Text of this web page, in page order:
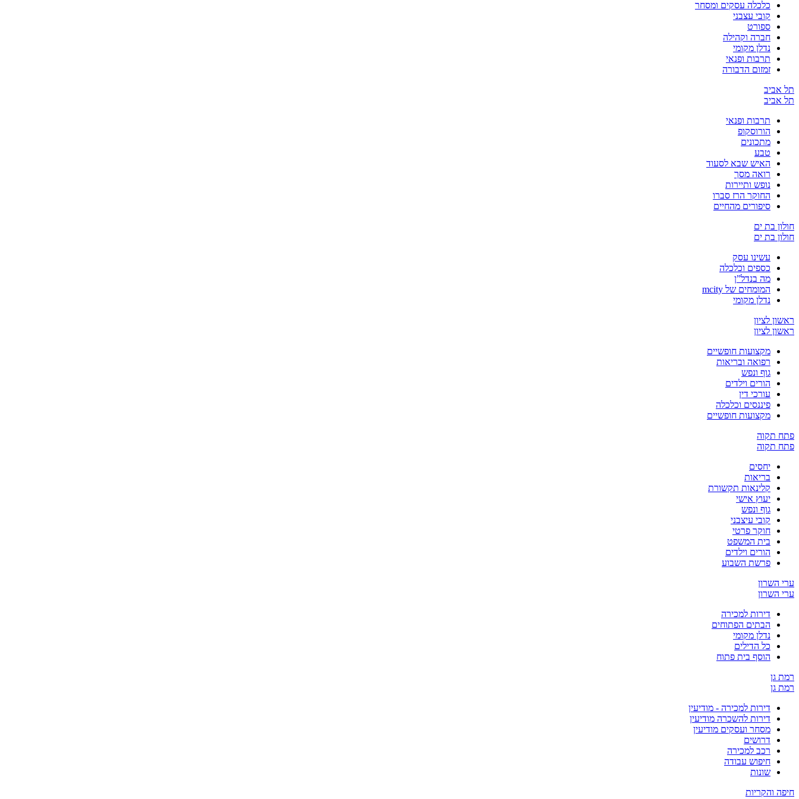
כלכלה עסקים ומסחר
קובי עצבני
ספורט
חברה וקהילה
נדלן מקומי
תרבות ופנאי
זמזום הדבורה
תל אביב
תל אביב
תרבות ופנאי
הורוסקופ
מתכונים
טבע
האיש שבא לסעוד
רואה מסך
נופש ותיירות
החוקר הרז סברו
סיפורים מהחיים
חולון בת ים
חולון בת ים
עשינו עסק
כספים וכלכלה
מה בנדל”ן
המומחים של mcity
נדלן מקומי
ראשון לציון
ראשון לציון
מקצועות חופשיים
רפואה ובריאות
גוף ונפש
הורים וילדים
עורכי דין
פיננסים וכלכלה
מקצועות חופשיים
פתח תקוה
פתח תקוה
יחסים
בריאות
קלינאות תקשורת
יעוץ אישי
גוף ונפש
קובי עיצבני
חוקר פרטי
בית המשפט
הורים וילדים
פרשת השבוע
ערי השרון
ערי השרון
דירות למכירה
הבתים הפתוחים
נדלן מקומי
כל הדילים
הוסף בית פתוח
רמת גן
רמת גן
דירות למכירה - מודיעין
דירות להשכרה מודיעין
מסחר ועסקים מודיעין
דרושים
רכב למכירה
חיפוש עבודה
שונות
חיפה והקריות